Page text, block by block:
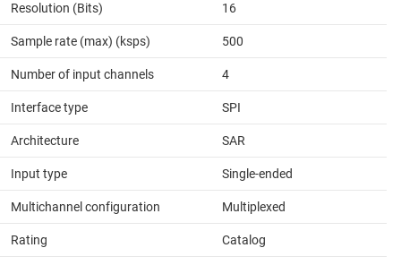
Resolution (Bits) 16
Sample rate (max) (ksps) 500
Number of input channels 4
Interface type SPI
Architecture SAR
Input type Single-ended
Multichannel configuration Multiplexed
Rating Catalog